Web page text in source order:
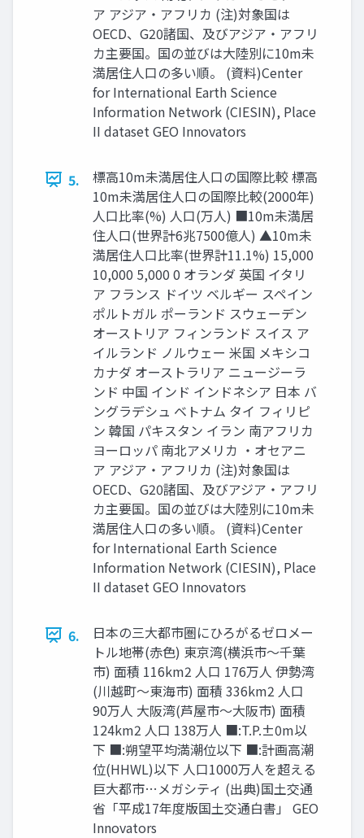
ア アジア・アフリカ (注)対象国は
OECD、G20諸国、及びアジア・アフリ
カ主要国。国の並びは大陸別に10m未
満居住人口の多い順。 (資料)Center
for International Earth Science
Information Network (CIESIN), Place
II dataset GEO Innovators
5.
標高10m未満居住人口の国際比較 標高
10m未満居住人口の国際比較(2000年)
人口比率(%) 人口(万人) ■10m未満居
住人口(世界計6兆7500億人) ▲10m未
満居住人口比率(世界計11.1%) 15,000
10,000 5,000 0 オランダ 英国 イタリ
ア フランス ドイツ ベルギー スペイン
ポルトガル ポーランド スウェーデン
オーストリア フィンランド スイス ア
イルランド ノルウェー 米国 メキシコ
カナダ オーストラリア ニュージーラ
ンド 中国 インド インドネシア 日本 バ
ングラデシュ ベトナム タイ フィリピ
ン 韓国 パキスタン イラン 南アフリカ
ヨーロッパ 南北アメリカ ・オセアニ
ア アジア・アフリカ (注)対象国は
OECD、G20諸国、及びアジア・アフリ
カ主要国。国の並びは大陸別に10m未
満居住人口の多い順。 (資料)Center
for International Earth Science
Information Network (CIESIN), Place
II dataset GEO Innovators
6.
日本の三大都市圏にひろがるゼロメー
トル地帯(赤色) 東京湾(横浜市〜千葉
市) 面積 116km2 人口 176万人 伊勢湾
(川越町〜東海市) 面積 336km2 人口
90万人 大阪湾(芦屋市〜大阪市) 面積
124km2 人口 138万人 ■:T.P.±0m以
下 ■:朔望平均満潮位以下 ■:計画高潮
位(HHWL)以下 人口1000万人を超える
巨大都市…メガシティ (出典)国土交通
省「平成17年度版国土交通白書」 GEO
Innovators